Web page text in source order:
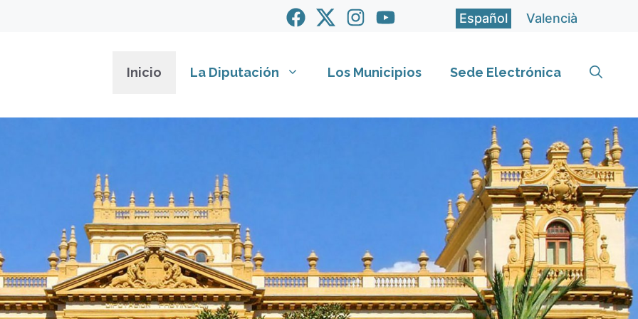
Español Valencià
Inicio La Diputación Los Municipios Sede Electrónica